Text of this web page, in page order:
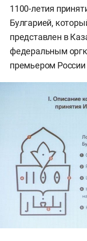
1100-летия
Булгарией,
представлен в
федеральным
премьером России